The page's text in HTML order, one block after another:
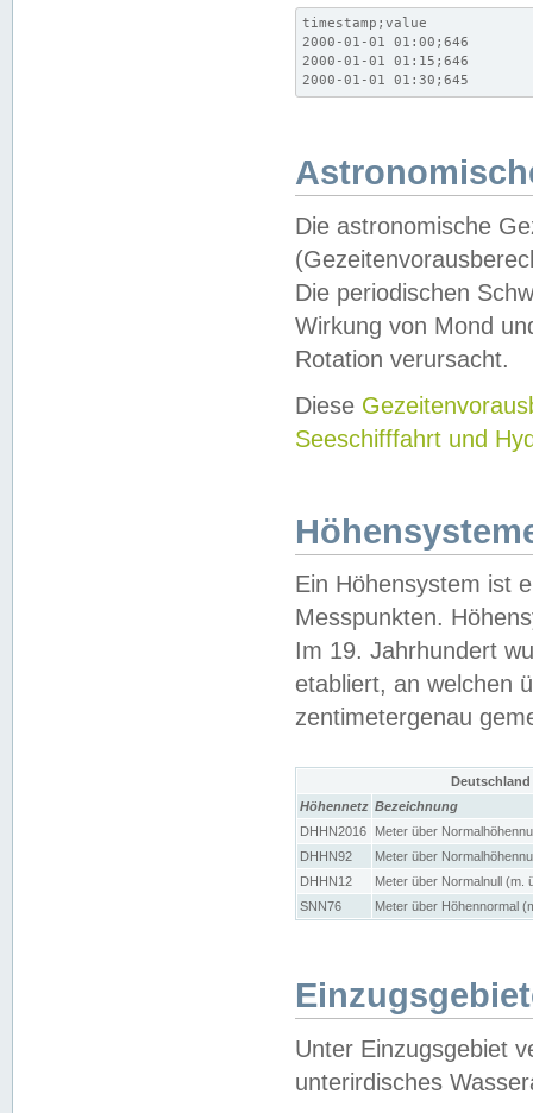
timestamp;value
2000-01-01 01:00;646
2000-01-01 01:15;646
2000-01-01 01:30;645
Die astronomische
Die periodischen
Wirkung von Mond
Rotation verursacht.
Diese
Seeschifffahrt und
Ein Höhensystem ist
Messpunkten.
Im 19. Jahrhundert
etabliert, an welchen
zentimetergenau
Höhennetz Bezeichnung
DHHN2016
Meter über
DHHN92
Meter über
DHHN12
Meter über Normalnull (m.
SNN76
Meter über Höhennormal
Unter Einzugsgebiet
unterirdisches